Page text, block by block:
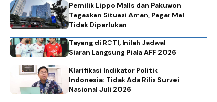
Pemilik Lippo Malls dan Pakuwon
Tegaskan Situasi Aman, Pagar Mal
Tidak Diperlukan
Tayang di RCTI, Inilah Jadwal
Siaran Langsung Piala AFF 2026
Klarifikasi Indikator Politik
Indonesia: Tidak Ada Rilis Survei
Nasional Juli 2026